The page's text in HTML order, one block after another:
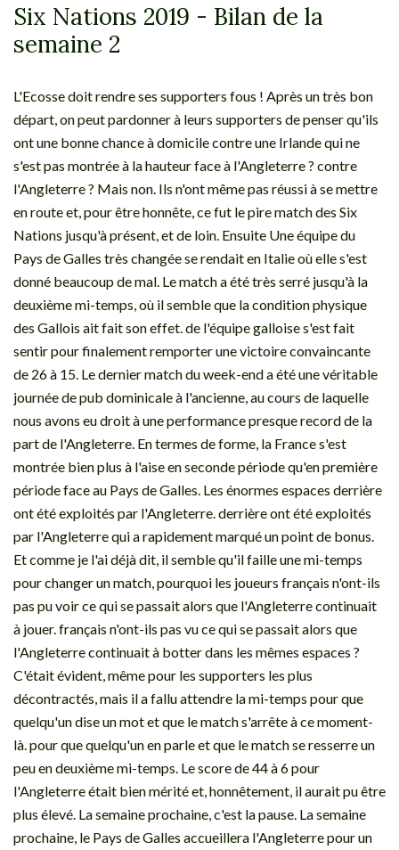
Six Nations 2019 - Bilan de la
semaine 2
L'Ecosse doit rendre ses supporters fous ! Après un très bon
départ, on peut pardonner à leurs supporters de penser qu'ils
ont une bonne chance à domicile contre une Irlande qui ne
s'est pas montrée à la hauteur face à l'Angleterre ? contre
l'Angleterre ? Mais non. Ils n'ont même pas réussi à se mettre
en route et, pour être honnête, ce fut le pire match des Six
Nations jusqu'à présent, et de loin. Ensuite Une équipe du
Pays de Galles très changée se rendait en Italie où elle s'est
donné beaucoup de mal. Le match a été très serré jusqu'à la
deuxième mi-temps, où il semble que la condition physique
des Gallois ait fait son effet. de l'équipe galloise s'est fait
sentir pour finalement remporter une victoire convaincante
de 26 à 15. Le dernier match du week-end a été une véritable
journée de pub dominicale à l'ancienne, au cours de laquelle
nous avons eu droit à une performance presque record de la
part de l'Angleterre. En termes de forme, la France s'est
montrée bien plus à l'aise en seconde période qu'en première
période face au Pays de Galles. Les énormes espaces derrière
ont été exploités par l'Angleterre. derrière ont été exploités
par l'Angleterre qui a rapidement marqué un point de bonus.
Et comme je l'ai déjà dit, il semble qu'il faille une mi-temps
pour changer un match, pourquoi les joueurs français n'ont-ils
pas pu voir ce qui se passait alors que l'Angleterre continuait
à jouer. français n'ont-ils pas vu ce qui se passait alors que
l'Angleterre continuait à botter dans les mêmes espaces ?
C'était évident, même pour les supporters les plus
décontractés, mais il a fallu attendre la mi-temps pour que
quelqu'un dise un mot et que le match s'arrête à ce moment-
là. pour que quelqu'un en parle et que le match se resserre un
peu en deuxième mi-temps. Le score de 44 à 6 pour
l'Angleterre était bien mérité et, honnêtement, il aurait pu être
plus élevé. La semaine prochaine, c'est la pause. La semaine
prochaine, le Pays de Galles accueillera l'Angleterre pour un